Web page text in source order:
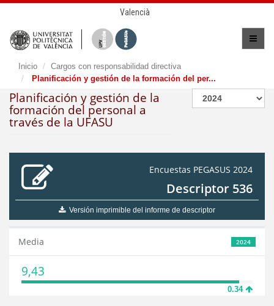
Valencià
Inicio
Cargos con responsabilidad directiva
Planificación y gestión de la formación del per...
Planificación y gestión de la
formación del personal a
través de la UFASU
Encuestas PEGASUS 2024
Descriptor 536
Versión imprimible del informe de descriptor
2024
Media
9,43
0.34